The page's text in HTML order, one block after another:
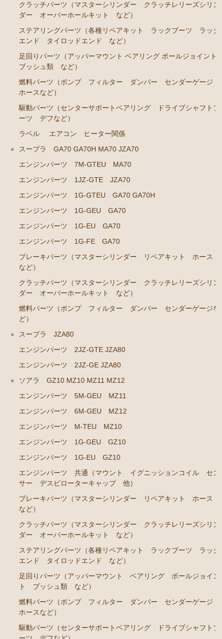
ソアラ GZ20 MZ20 MZ21
エンジンパーツ 7M-GTEU MZ20 MZ21
エンジンパーツ 1G-GTEU GZ20
エンジンパーツ 1G-GEU GZ20
エンジンパーツ 1G-EU GZ20
エンジンパーツ 1G-FE GZ20
ブレーキパーツ（マスターシリンダー リペアキッ
ト ホース など）
クラッチパーツ（マスターシリンダー クラッチレリ
ーズシリンダー オーバーホールキット など）
燃料パーツ（ポンプ フィルター ダンパー センダ
ーゲージなど）
ソアラ JZZ30 JZZ31 UZZ30 UZZ31 UZZ32
エンジンパーツ 2JZ-GE JZZ31
ブレーキパーツ（マスターシリンダー リペアキッ
ト ホース など）
コロナマークⅡ チェイサー MX3# MX4#
エンジンパーツ M-EU
1 63 RX63
エンジンパーツ 1G-GEU
エンジンパーツ 1G-EU
エンジンパーツ M-TEU
エンジンパーツ 5M-EU
エンジンパーツ 18R-GEU
エンジンパーツ（マウント 他）
ブレーキパーツ（マスターシリンダー リペアキッ
ト ホース など）
クラッチパーツ（マスターシリンダー クラッチレリ
ーズシリンダー オーバーホールキット など）
ステアリングパーツ（ピットマンアーム アイドラー
アーム タイロッドエンド など）
足回りパーツ（アッパーマウント ベアリング ボー
ルジョイント ブッシュ類 など）
ーゲージなど）
シャフトブーツ デフなど）
エアコン ヒーター関係
ラベル
マークⅡ クレスタ チェイサー GX71 MX71
クラッチパーツ（マスターシリンダー クラッチレリーズシリン
ダー オーバーホールキット など）
ステアリングパーツ（各種リペアキット ラックブーツ ラック
エンド タイロッドエンド など）
足回りパーツ（アッパーマウント ベアリング ボールジョイント
ブッシュ類 など）
燃料パーツ（ポンプ フィルター ダンパー センダーゲージ
ホースなど）
駆動パーツ（センターサポートベアリング ドライブシャフトブ
ーツ デフなど）
ラベル
エアコン ヒーター関係
スープラ GA70 GA70H MA70 JZA70
エンジンパーツ 7M-GTEU MA70
エンジンパーツ 1JZ-GTE JZA70
エンジンパーツ 1G-GTEU GA70 GA70H
エンジンパーツ 1G-GEU GA70
エンジンパーツ 1G-EU GA70
エンジンパーツ 1G-FE GA70
ブレーキパーツ（マスターシリンダー リペアキット ホース
など）
クラッチパーツ（マスターシリンダー クラッチレリーズシリン
ダー オーバーホールキット など）
燃料パーツ（ポンプ フィルター ダンパー センダーゲージな
ど）
スープラ JZA80
エンジンパーツ 2JZ-GTE JZA80
エンジンパーツ 2JZ-GE JZA80
ソアラ GZ10 MZ10 MZ11 MZ12
エンジンパーツ 5M-GEU MZ11
エンジンパーツ 6M-GEU MZ12
エンジンパーツ M-TEU MZ10
エンジンパーツ 1G-GEU GZ10
エンジンパーツ 1G-EU GZ10
エンジンパーツ 共通（マウント イグニッションコイル セン
サー デスビローターキャップ 他）
ブレーキパーツ（マスターシリンダー リペアキット ホース
など）
クラッチパーツ（マスターシリンダー クラッチレリーズシリン
ダー オーバーホールキット など）
ステアリングパーツ（各種リペアキット ラックブーツ ラック
エンド タイロッドエンド など）
足回りパーツ（アッパーマウント ベアリング ボールジョイン
ト ブッシュ類 など）
燃料パーツ（ポンプ フィルター ダンパー センダーゲージ
ホースなど）
駆動パーツ（センターサポートベアリング ドライブシャフトブ